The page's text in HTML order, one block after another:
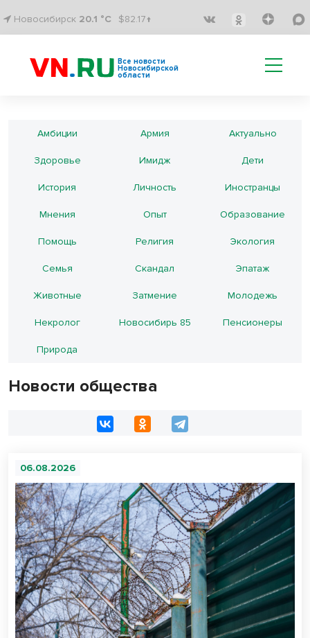
Новосибирск 20.1 °C $82.17↑
Все новости
Новосибирской
области
Амбиции Армия Актуально
Здоровье Имидж Дети
История Личность Иностранцы
Мнения Опыт Образование
Помощь Религия Экология
Семья Скандал Эпатаж
Животные Затмение Молодежь
Некролог Новосибирь 85 Пенсионеры
Природа
Новости общества
06.08.2026